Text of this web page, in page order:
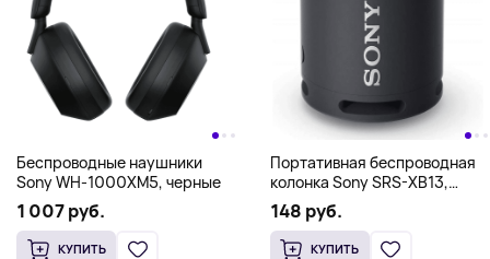
Беспроводные наушники
Sony WH-1000XM5, черные
1 007 руб.
КУПИТЬ
Портативная беспроводная
колонка Sony SRS-XB13,
черный
148 руб.
КУПИТЬ